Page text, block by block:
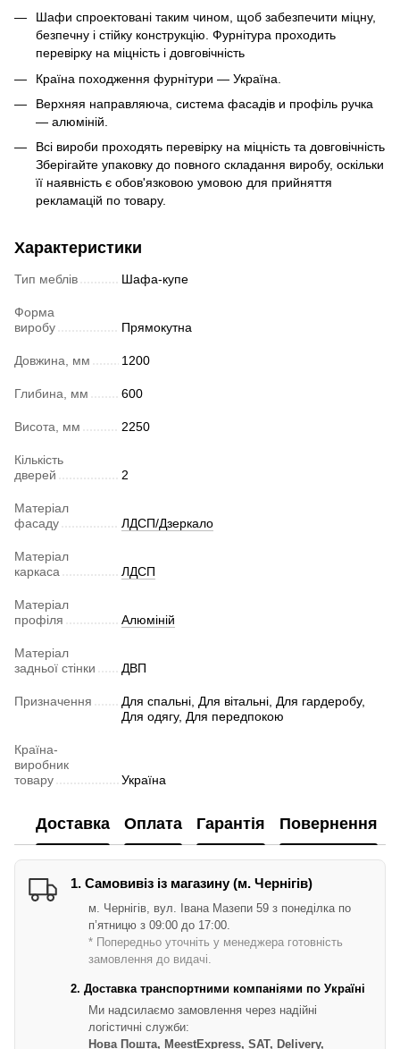
Шафи спроектовані таким чином, щоб забезпечити міцну,
безпечну і стійку конструкцію. Фурнітура проходить
перевірку на міцність і довговічність
Країна походження фурнітури — Україна.
Верхняя направляюча, система фасадів и профіль ручка
— алюміній.
Всі вироби проходять перевірку на міцність та довговічність
Зберігайте упаковку до повного складання виробу, оскільки
її наявність є обов'язковою умовою для прийняття
рекламацій по товару.
Характеристики
Тип меблів Шафа-купе
Форма
виробу
Прямокутна
Довжина, мм 1200
Глибина, мм 600
Висота, мм 2250
Кількість
дверей
2
Матеріал
фасаду
ЛДСП/Дзеркало
Матеріал
каркаса
ЛДСП
Матеріал
профіля
Алюміній
Матеріал
задньої стінки
ДВП
Призначення
Для спальні, Для вітальні, Для гардеробу,
Для одягу, Для передпокою
Країна-
виробник
товару
Україна
Доставка Оплата Гарантія Повернення
1. Самовивіз із магазину (м. Чернігів)
м. Чернігів, вул. Івана Мазепи 59 з понеділка по
п’ятницю з 09:00 до 17:00.
* Попередньо уточніть у менеджера готовність
замовлення до видачі.
2. Доставка транспортними компаніями по Україні
Ми надсилаємо замовлення через надійні
логістичні служби:
Нова Пошта, MeestExpress, SAT, Delivery,